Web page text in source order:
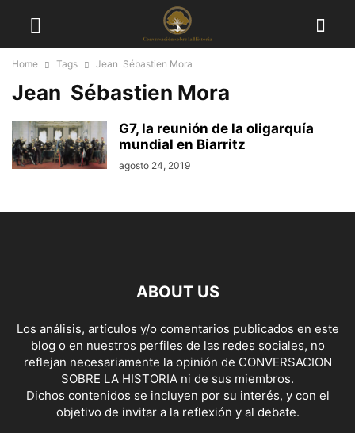
Home Tags Jean Sébastien Mora
Jean Sébastien Mora
G7, la reunión de la oligarquía
mundial en Biarritz
agosto 24, 2019
ABOUT US
Los análisis, artículos y/o comentarios publicados en este
blog o en nuestros perfiles de las redes sociales, no
reflejan necesariamente la opinión de CONVERSACION
SOBRE LA HISTORIA ni de sus miembros.
Dichos contenidos se incluyen por su interés, y con el
objetivo de invitar a la reflexión y al debate.